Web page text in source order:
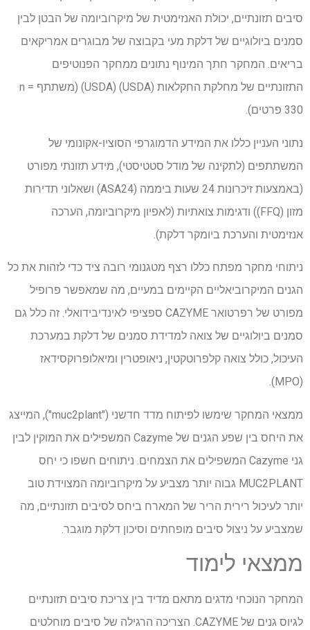
סיבים תזונתיים, יכולת האנזימטית של מיקרוביומה של הבטן לבין
סמנים ביולוגיים של דלקת מעי בקבוצה של מבוגרים אמריקאים
בריאים. המחקר חתך המינוף נתונים ממחקר הפנוטיפים
התזונתיים של מחלקת החקלאות (USDA) (USDA) (משתתף n =
330 פרטים).
נתוני העניין כללו את המידע הדמוגרפי הסוציו-אקונומי של
המשתתפים (לתקינה של מודל סטטיסטי), מידע תזונתי מפורט
(באמצעות זיכרונות 24 שעות ביממה (ASA24) ושאלוני תדירות
מזון (FFQ)) ודגימות צואתיות (לאפיון מיקרוביומה, הערכה
אנזימטית והערכת ביומקר דלקת).
ניתוחי מחקר מפתח כללו רצף מטגנומי רובה ציד כדי לזהות את כל
הגנים המיקרוביאליים הקיימים במעיים, מה שמאפשר פרופיל
מפורט של רפרטואר CAZYME ספציפי לאינדיבידואלי. זה כלל גם
סמנים ביולוגיים של צואה למדידת סמנים של דלקת במערכת
העיכול, כולל צואה קלפרוטקטין, ניאופטרין ומיאלופרוקסידאז
(MPO).
ממצאי המחקר שימשו לפיתוח מדד חדשני ("muc2plant"), המייצג
את היחס בין שפע הגנים של Cazyme המשפילים את המוקין לבין
גני Cazyme המשפילים את הצמחים. ניתוחים חשפו כי יחס
MUC2PLANT גבוה יותר מצביע על מיקרוביומה המצוידת טוב
יותר לעיכול רירית הריר של המארח ביחס לסיבים תזונתיים, מה
שמצביע על ניצול סיבים מופחתים וסיכון דלקת מוגבר.
ממצאי לימוד
המחקר הנוכחי מדגים מתאם מדיד בין צריכת סיבים תזונתיים
לגיוס גנים של CAZYME. הצריכה הרגילה של סיבים מוחלטים